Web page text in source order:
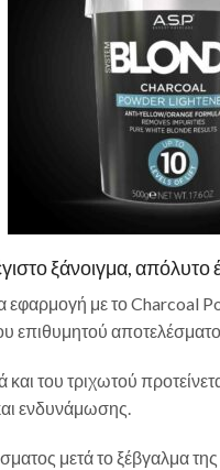
ξάνοιγμα, απόλυτο
εφαρμογή με το Charcoal
επιθυμητού
του τριχωτού
ενδυνάμωσης.
μετά το ξέβγαλμα